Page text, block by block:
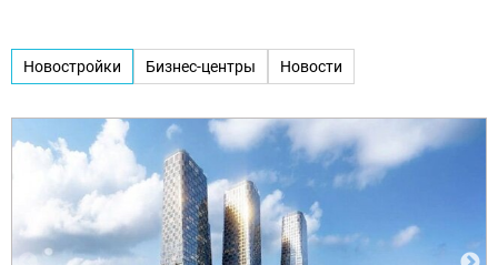
Новостройки Бизнес-центры Новости